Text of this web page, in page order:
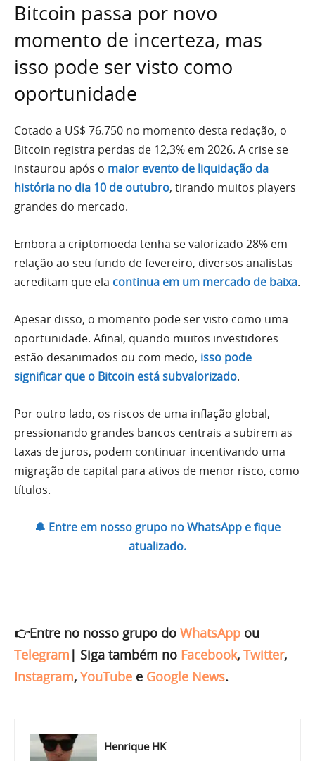
Bitcoin passa por novo
momento de incerteza, mas
isso pode ser visto como
oportunidade
Cotado a US$ 76.750 no momento desta redação, o
Bitcoin registra perdas de 12,3% em 2026. A crise se
instaurou após o maior evento de liquidação da
história no dia 10 de outubro, tirando muitos players
grandes do mercado.
Embora a criptomoeda tenha se valorizado 28% em
relação ao seu fundo de fevereiro, diversos analistas
acreditam que ela continua em um mercado de baixa.
Apesar disso, o momento pode ser visto como uma
oportunidade. Afinal, quando muitos investidores
estão desanimados ou com medo, isso pode
significar que o Bitcoin está subvalorizado.
Por outro lado, os riscos de uma inflação global,
pressionando grandes bancos centrais a subirem as
taxas de juros, podem continuar incentivando uma
migração de capital para ativos de menor risco, como
títulos.
🔔 Entre em nosso grupo no WhatsApp e fique
atualizado.
👉Entre no nosso grupo do WhatsApp ou
Telegram | Siga também no Facebook, Twitter,
Instagram, YouTube e Google News.
Henrique HK